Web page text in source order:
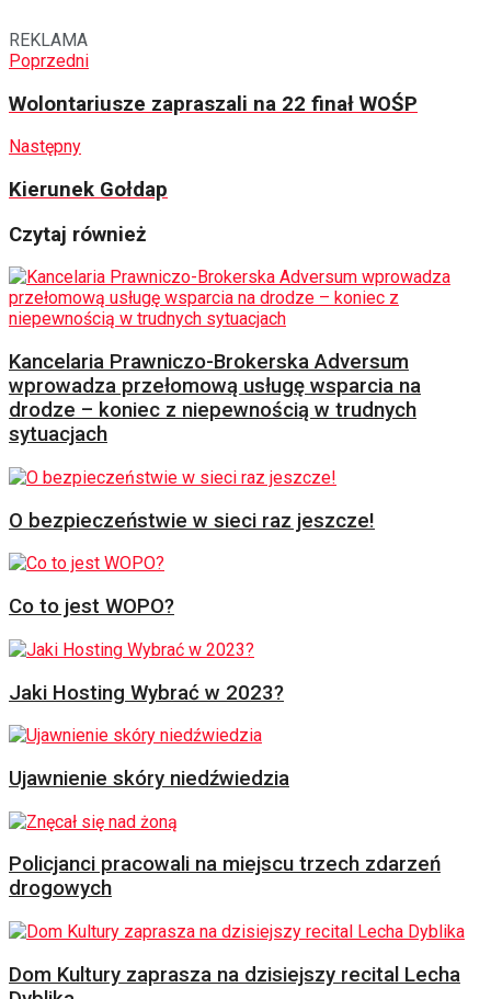
REKLAMA
Poprzedni
Wolontariusze zapraszali na 22 finał WOŚP
Następny
Kierunek Gołdap
Czytaj również
Kancelaria Prawniczo-Brokerska Adversum
wprowadza przełomową usługę wsparcia na
drodze – koniec z niepewnością w trudnych
sytuacjach
O bezpieczeństwie w sieci raz jeszcze!
Co to jest WOPO?
Jaki Hosting Wybrać w 2023?
Ujawnienie skóry niedźwiedzia
Policjanci pracowali na miejscu trzech zdarzeń
drogowych
Dom Kultury zaprasza na dzisiejszy recital Lecha